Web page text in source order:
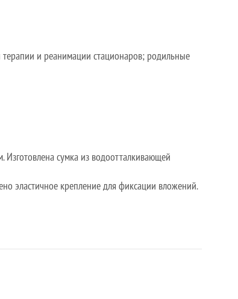
и реанимации стационаров; родильные
сумка из водоотталкивающей
эластичное крепление для фиксации вложений.